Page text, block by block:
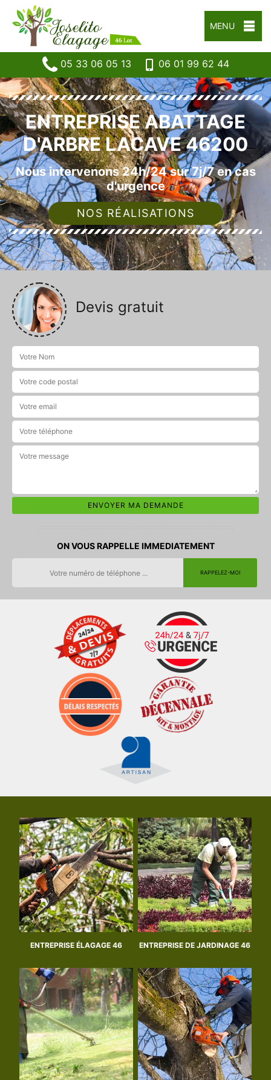
MENU
05 33 06 05 13 06 01 99 62 44
ENTREPRISE ABATTAGE
D'ARBRE LACAVE 46200
Nous intervenons 24h/24 sur 7j/7 en cas
d'urgence
NOS RÉALISATIONS
Devis gratuit
ON VOUS RAPPELLE IMMEDIATEMENT
ENTREPRISE ÉLAGAGE 46 ENTREPRISE DE JARDINAGE 46